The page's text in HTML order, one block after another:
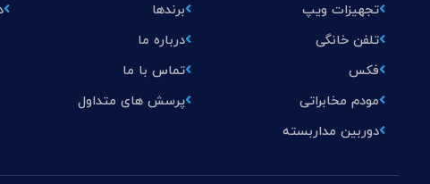
تجهیزات ویپ
تلفن خانگی
فکس
مودم مخابراتی
دوربین مداربسته
برندها
درباره ما
تماس با ما
پرسش های متداول